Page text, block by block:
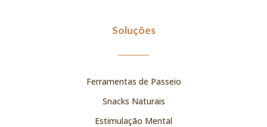
Soluções
Ferramentas de Passeio
Snacks Naturais
Estimulação Mental